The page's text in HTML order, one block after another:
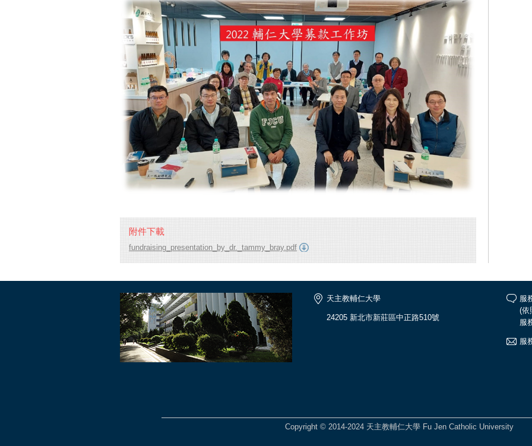
附件下載
fundraising_presentation_by_dr._tammy_bray.pdf
天主教輔仁大學
24205 新北市新莊區中正路510號
服
(依
服
服
Copyright © 2014-2024 天主教輔仁大學 Fu Jen Catholic University